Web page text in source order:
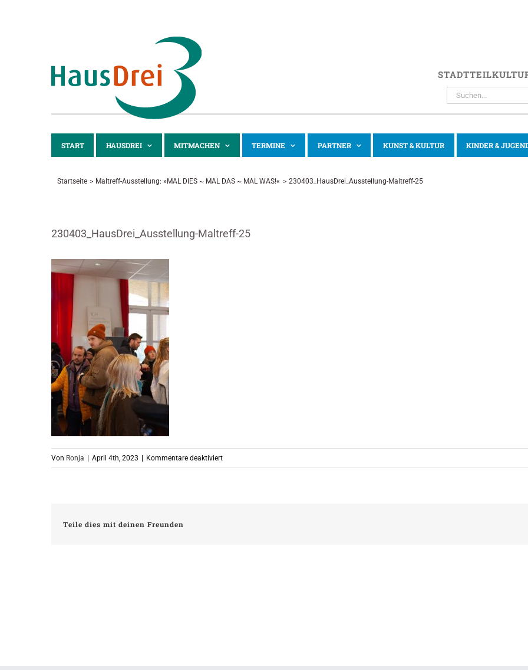
SUCHE
NACH:
START HAUSDREI MITMACHEN TERMINE PARTNER KUNST & KULTUR KINDER &
Startseite Maltreff-Ausstellung: »MAL DIES ~ MAL DAS ~ MAL WAS!« 230403_HausDrei_Ausstellung-Maltreff-25
230403_HausDrei_Ausstellung-Maltreff-25
Von Ronja April 4th, 2023 Kommentare deaktiviertfür
230403_HausDrei_Ausstellung-
Teile dies mit deinen Freunden